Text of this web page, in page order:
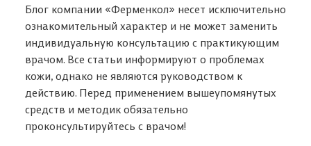
Блог компании «Ферменкол» несет исключительно
ознакомительный характер и не может заменить
индивидуальную консультацию с практикующим
врачом. Все статьи информируют о проблемах
кожи, однако не являются руководством к
действию. Перед применением вышеупомянутых
средств и методик обязательно
проконсультируйтесь с врачом!